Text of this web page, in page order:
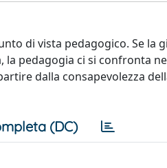
di vista pedagogico. Se la
pedagogia ci si confronta
dalla consapevolezza
(DC)